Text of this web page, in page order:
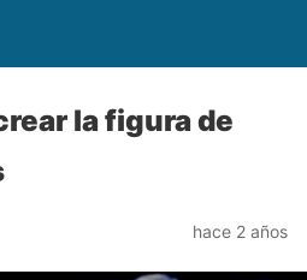
la figura de
hace 2 años